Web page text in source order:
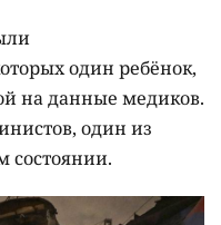
один ребёнок,
на данные медиков.
один из
состоянии.